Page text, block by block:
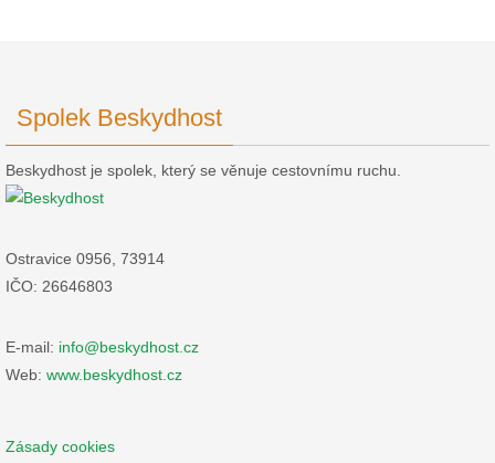
Spolek Beskydhost
Beskydhost je spolek, který se věnuje cestovnímu ruchu.
Ostravice 0956, 73914
IČO: 26646803
E-mail: info@beskydhost.cz
Web: www.beskydhost.cz
Zásady cookies